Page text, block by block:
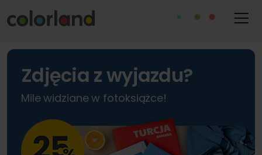
Zdjęcia z wyjazdu?
Mile widziane w fotoksiążce!